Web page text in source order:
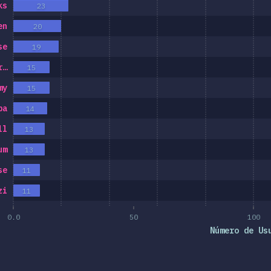
0.0 50 100
Número de
11
11
13
13
14
15
15
19
20
23